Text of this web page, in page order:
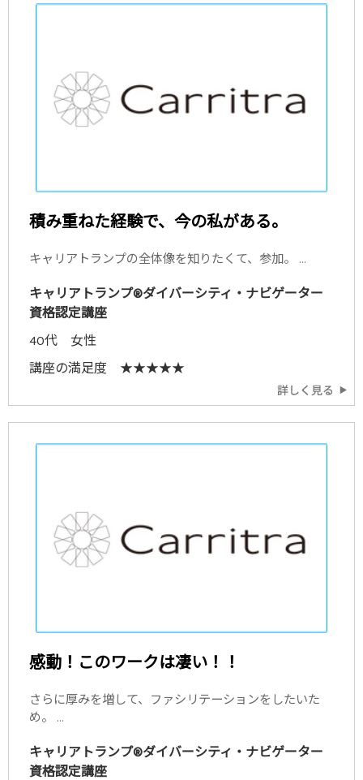
積み重ねた経験で、今の私がある。
キャリアトランプの全体像を知りたくて、参加。 ...
キャリアトランプ®ダイバーシティ・ナビゲーター
資格認定講座
40代 女性
講座の満足度 ★★★★★
感動！このワークは凄い！！
さらに厚みを増して、ファシリテーションをしたいた
め。 ...
キャリアトランプ®ダイバーシティ・ナビゲーター
資格認定講座